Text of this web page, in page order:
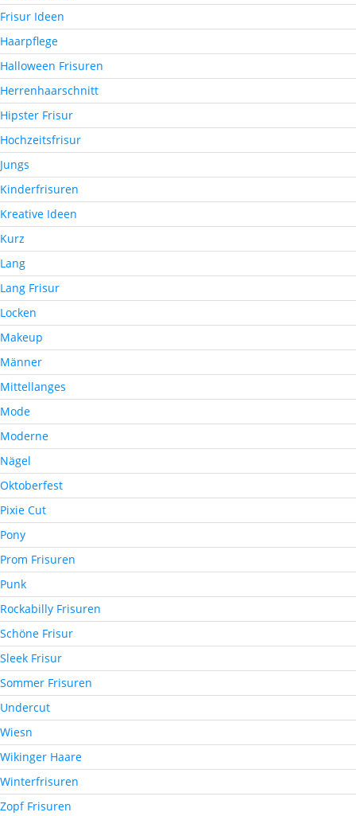
Frisur Ideen
Haarpflege
Halloween Frisuren
Herrenhaarschnitt
Hipster Frisur
Hochzeitsfrisur
Jungs
Kinderfrisuren
Kreative Ideen
Kurz
Lang
Lang Frisur
Locken
Makeup
Männer
Mittellanges
Mode
Moderne
Nägel
Oktoberfest
Pixie Cut
Pony
Prom Frisuren
Punk
Rockabilly Frisuren
Schöne Frisur
Sleek Frisur
Sommer Frisuren
Undercut
Wiesn
Wikinger Haare
Winterfrisuren
Zopf Frisuren